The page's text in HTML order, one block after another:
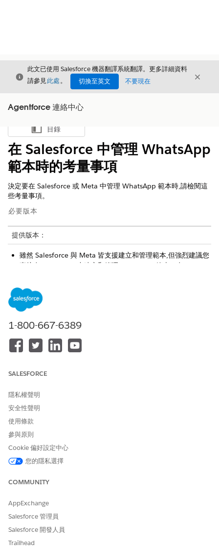
結束
此文已使用 Salesforce 機器翻譯系統翻譯。更多詳細資料
請參見此處。 切換至英文 不要現在 結束
Agentforce 連絡中心
顯示目錄
目錄
在 Salesforce 中管理 WhatsApp
範本時的考量事項
決定要在 Salesforce 或 Meta 中管理 WhatsApp 範本時,請檢閱這
些考量事項。
必要版本
提供版本：
雖然 Salesforce 與 Meta 皆支援建立和管理範本,但強烈建議您
直接在 Salesforce 中建立和管理 WhatsApp 範本。在
改善傳訊可靠性。
提高工作效率。
確保 Meta 知道哪些 Salesforce 組織應接收已批准的範本,請將
唯一的 WhatsApp 業務帳戶 (WABA) 關聯至您的組織。例如,測
如果您在 Salesforce 的「傳訊元件產生器」中編輯現有的
批准。此新範本以特定格式儲存:SFDC_OrgID_UUID。
如果您要進行額外編輯,請務必編輯具有 SFDC 字首的新版
您的編輯需要 24-48 小時才能在新範本中獲得批准。
如果舊範本儲存至通知傳訊元件,則會自動由 SFDC 字首的
新元件取代。
Meta 可讓您在 24 小時之內更新範本一次。在相同的 24 小時
我們強烈建議您編輯 Salesforce 中的所有傳訊範本。如果您改
通知傳訊元件會變成不同步。如果您已在 Meta 中編輯範本,請
依照這些祕訣修正任何同步化問題:
若要在 Salesforce 中取得最新版本,請在 Salesforce 中重新
建立變更,然後啟用範本,該範本會在 Meta 中發佈變更 (格式
為 SFDC_OrgID_UUID 的新範本下),然後傳送回
1-800-667-6389
SALESFORCE
隱私權聲明
安全性聲明
使用條款
參與原則
Cookie 偏好設定中心
您的隱私選擇
COMMUNITY
AppExchange
Salesforce 管理員
Salesforce 開發人員
Trailhead